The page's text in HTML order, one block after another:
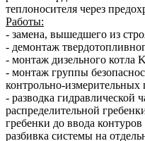
теплоносителя через
Работы:
- замена, вышедшего из
- демонтаж
- монтаж дизельного котла
- монтаж группы
контрольно-измерительных
- разводка гидравлической
распределительной
гребенки до ввода
разбивка системы на